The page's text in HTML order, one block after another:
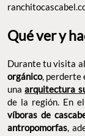
Qué ver y
Durante tu visita
orgánico, perderte
una arquitectura
de la región. En
víboras de
antropomorfas,